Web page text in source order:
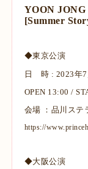
YOON JONG
[Summer
◆東京公演
日 時 : 2023年7
OPEN 13:00 /
会場 ：品川ステ
https://
◆大阪公演